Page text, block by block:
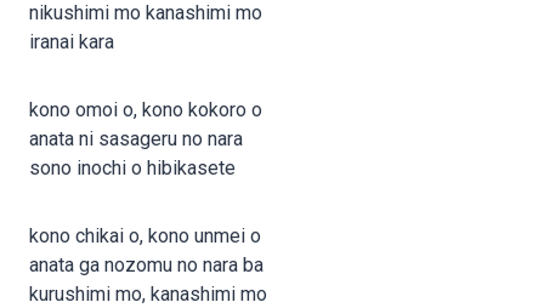
nikushimi mo kanashimi mo
iranai kara
kono omoi o, kono kokoro o
anata ni sasageru no nara
sono inochi o hibikasete
kono chikai o, kono unmei o
anata ga nozomu no nara ba
kurushimi mo, kanashimi mo